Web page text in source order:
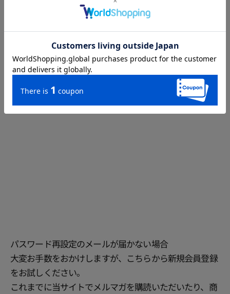
再生する
パスワード再設定のメールが届かない場合
大変お手数をおかけしますが、 こちらから新規会員登録
をお試しください。
これまでに当サイトでメルマガを購読いただいたり、商